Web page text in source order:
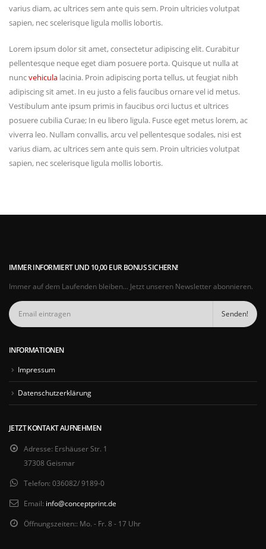
varius diam, ac ultrices sem ante quis sem. Proin ultricies volutpat
sapien, nec scelerisque ligula mollis lobortis.
Lorem ipsum dolor sit amet, consectetur adipiscing elit. Curabitur
pellentesque neque eget diam posuere porta. Quisque ut nulla at
nuncvehicula lacinia. Proin adipiscing porta tellus, ut feugiat nibh
adipiscing sit amet. In eu justo a felis faucibus ornare vel id metus.
Vestibulum ante ipsum primis in faucibus orci luctus et ultrices
posuere cubilia Curae; In eu libero ligula. Fusce eget metus lorem, ac
viverra leo. Nullam convallis, arcu vel pellentesque sodales, nisi est
varius diam, ac ultrices sem ante quis sem. Proin ultricies volutpat
sapien, nec scelerisque ligula mollis lobortis.
IMMER INFORMIERT UND 10,00 EUR BONUS SICHERN!
Immer auf dem Laufenden bleiben... Jetzt unseren Newsletter abonnieren.
INFORMATIONEN
Impressum
Datenschutzerklärung
JETZT KONTAKT AUFNEHMEN
Adresse: Ershäuser Str. 1
37308 Geismar
Telefon: 036082/ 9189-0
Email: info@conceptprint.de
Öffnungszeiten:: Mo. - Fr. 8 - 17 Uhr